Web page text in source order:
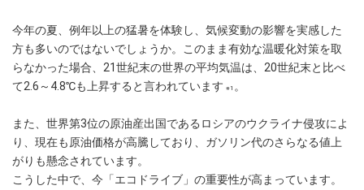
今年の夏、例年以上の猛暑を体験し、気候変動の影響を実感した
方も多いのではないでしょうか。このまま有効な温暖化対策を取
らなかった場合、21世紀末の世界の平均気温は、20世紀末と比べ
て2.6～4.8℃も上昇すると言われています ※1 。
また、世界第3位の原油産出国であるロシアのウクライナ侵攻によ
り、現在も原油価格が高騰しており、ガソリン代のさらなる値上
がりも懸念されています。
こうした中で、今「エコドライブ」の重要性が高まっています。